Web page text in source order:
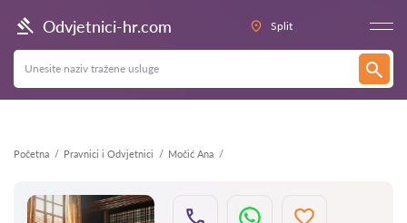
Odvjetnici-hr.com Split
Početna Pravnici i Odvjetnici Močić Ana
Natrag